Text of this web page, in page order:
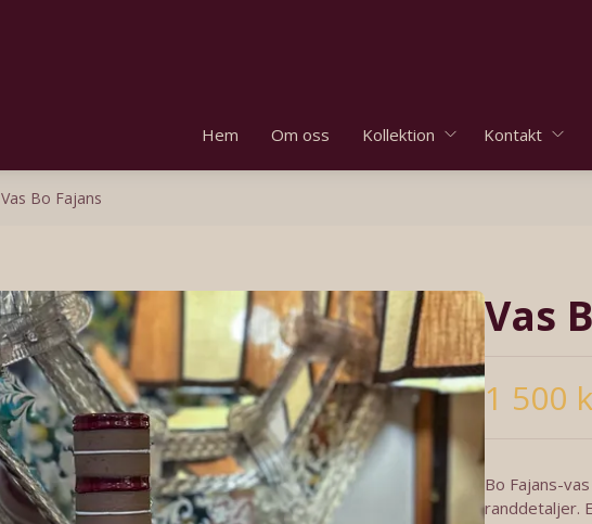
Hem Om oss Kollektion Kontakt
Vas Bo Fajans
Vas
1 500
Bo Fajans-
randdetaljer.